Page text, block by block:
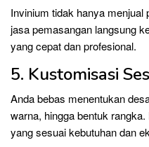
Invinium tidak hanya
jasa pemasangan langsung
yang cepat dan profesional.
5. Kustomisasi
Anda bebas menentukan
warna, hingga bentuk
yang sesuai kebutuhan dan